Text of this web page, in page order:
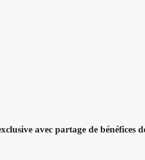
avec partage de bénéfices